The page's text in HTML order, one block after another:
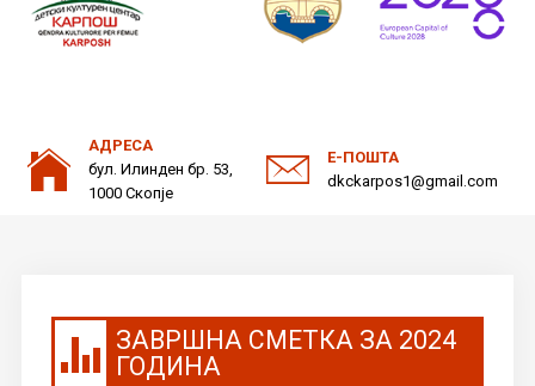
ОДНОСИ СО ЈАВНОСТ
АДРЕСА
бул. Илинден бр. 53,
1000 Скопје
Е-ПОШТА
dkckarpos1@gmail.com
ЗАВРШНА СМЕТКА ЗА 2024
ГОДИНА